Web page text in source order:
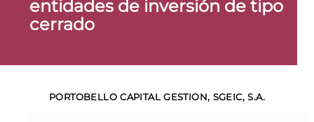
entidades de inversión de tipo
cerrado
PORTOBELLO CAPITAL GESTION, SGEIC, S.A.